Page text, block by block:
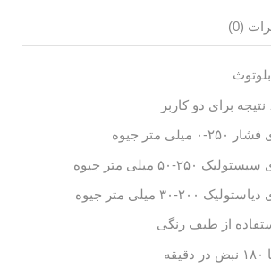
(0)
متر جیوه
۵۰ میلی متر جیوه
۳۰ میلی متر جیوه
از طیف رنگی